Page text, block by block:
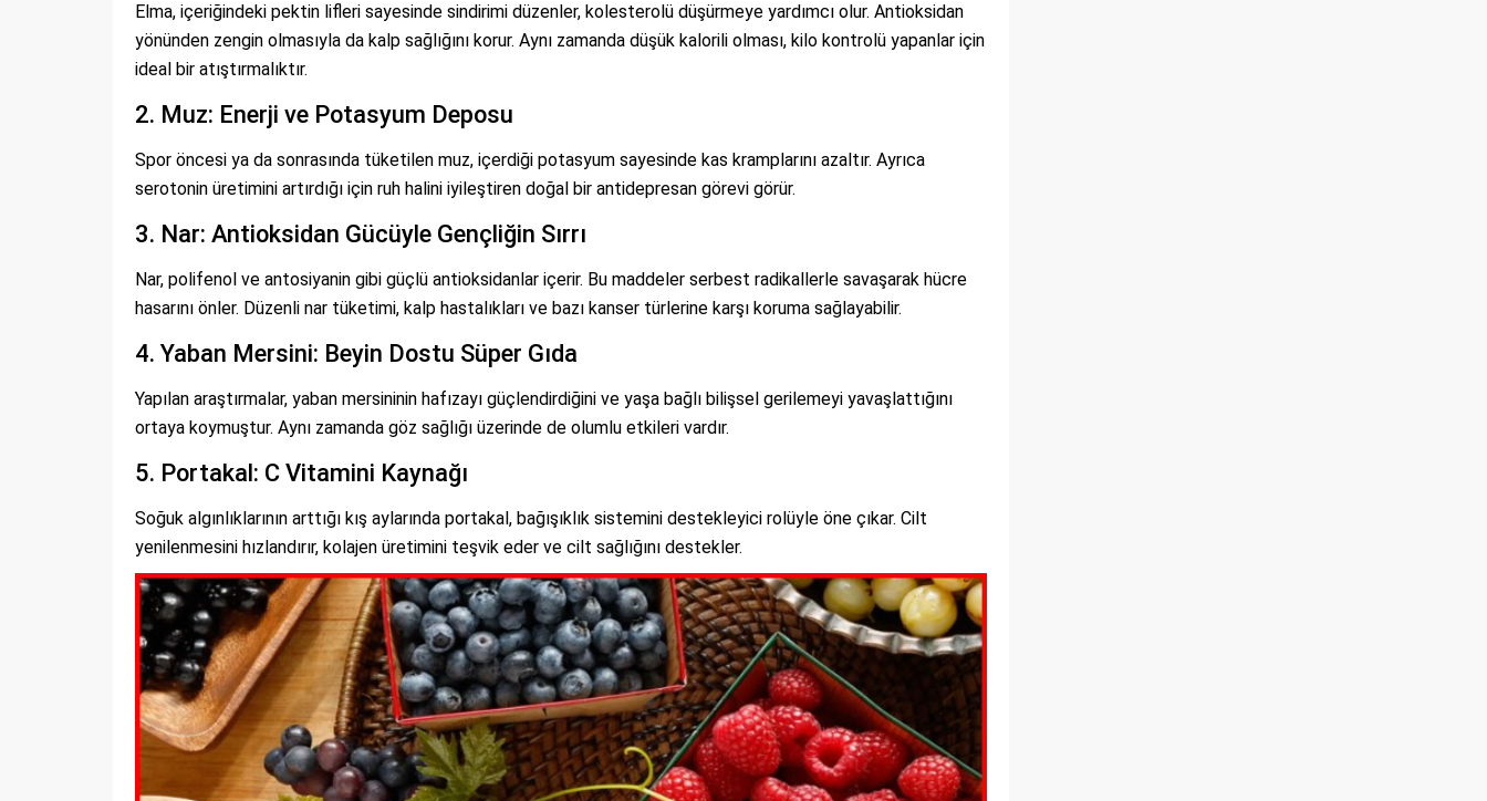
Elma, içeriğindeki pektin lifleri sayesinde sindirimi düzenler, kolesterolü düşürmeye yardımcı olur. Antioksidan
yönünden zengin olmasıyla da kalp sağlığını korur. Aynı zamanda düşük kalorili olması, kilo kontrolü yapanlar için
ideal bir atıştırmalıktır.
2. Muz: Enerji ve Potasyum Deposu
Spor öncesi ya da sonrasında tüketilen muz, içerdiği potasyum sayesinde kas kramplarını azaltır. Ayrıca
serotonin üretimini artırdığı için ruh halini iyileştiren doğal bir antidepresan görevi görür.
3. Nar: Antioksidan Gücüyle Gençliğin Sırrı
Nar, polifenol ve antosiyanin gibi güçlü antioksidanlar içerir. Bu maddeler serbest radikallerle savaşarak hücre
hasarını önler. Düzenli nar tüketimi, kalp hastalıkları ve bazı kanser türlerine karşı koruma sağlayabilir.
4. Yaban Mersini: Beyin Dostu Süper Gıda
Yapılan araştırmalar, yaban mersininin hafızayı güçlendirdiğini ve yaşa bağlı bilişsel gerilemeyi yavaşlattığını
ortaya koymuştur. Aynı zamanda göz sağlığı üzerinde de olumlu etkileri vardır.
5. Portakal: C Vitamini Kaynağı
Soğuk algınlıklarının arttığı kış aylarında portakal, bağışıklık sistemini destekleyici rolüyle öne çıkar. Cilt
yenilenmesini hızlandırır, kolajen üretimini teşvik eder ve cilt sağlığını destekler.